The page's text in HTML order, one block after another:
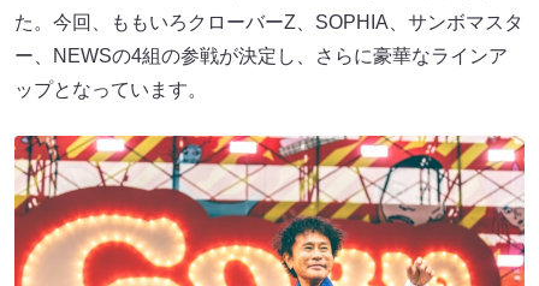
た。今回、ももいろクローバーZ、SOPHIA、サンボマスタ
ー、NEWSの4組の参戦が決定し、さらに豪華なラインア
ップとなっています。